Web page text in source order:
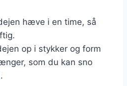
hæve i en time, så
op i stykker og form
som du kan sno